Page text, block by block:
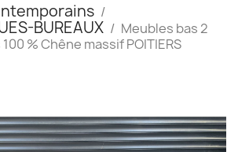
BUREAUX
Meubles bas 2
% Chêne massif POITIERS